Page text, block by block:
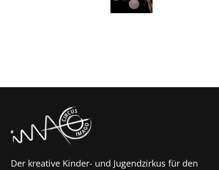
Der kreative Kinder- und Jugendzirkus für den